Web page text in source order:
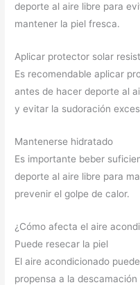
deporte al aire libre para
mantener la piel fresca.
Aplicar protector solar
Es recomendable aplicar
antes de hacer deporte al
y evitar la sudoración
Mantenerse hidratado
Es importante beber
deporte al aire libre para
prevenir el golpe de calor.
¿Cómo afecta el aire
Puede resecar la piel
El aire acondicionado
propensa a la